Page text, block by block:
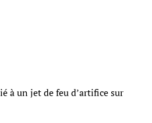
à un jet de feu d’artifice sur